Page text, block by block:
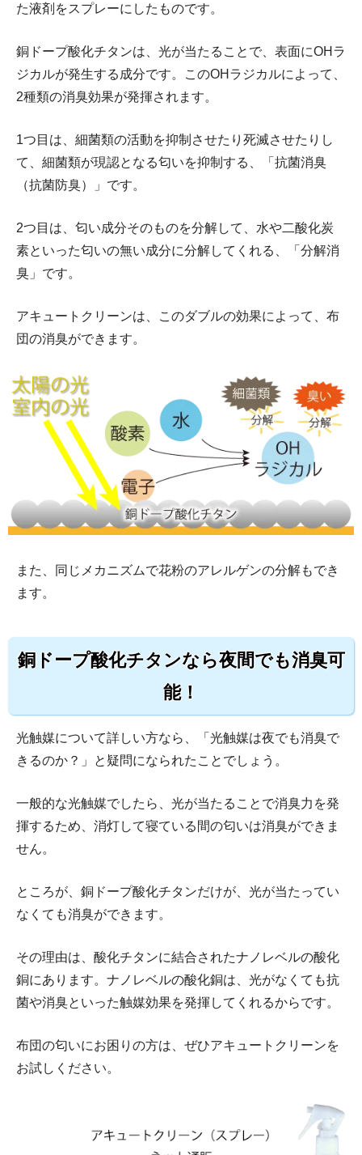
た液剤をスプレーにしたものです。
銅ドープ酸化チタンは、光が当たることで、表面にOHラ
ジカルが発生する成分です。このOHラジカルによって、
2種類の消臭効果が発揮されます。
1つ目は、細菌類の活動を抑制させたり死滅させたりし
て、細菌類が現認となる匂いを抑制する、「抗菌消臭
（抗菌防臭）」です。
2つ目は、匂い成分そのものを分解して、水や二酸化炭
素といった匂いの無い成分に分解してくれる、「分解消
臭」です。
アキュートクリーンは、このダブルの効果によって、布
団の消臭ができます。
また、同じメカニズムで花粉のアレルゲンの分解もでき
ます。
銅ドープ酸化チタンなら夜間でも消臭可
能！
光触媒について詳しい方なら、「光触媒は夜でも消臭で
きるのか？」と疑問になられたことでしょう。
一般的な光触媒でしたら、光が当たることで消臭力を発
揮するため、消灯して寝ている間の匂いは消臭ができま
せん。
ところが、銅ドープ酸化チタンだけが、光が当たってい
なくても消臭ができます。
その理由は、酸化チタンに結合されたナノレベルの酸化
銅にあります。ナノレベルの酸化銅は、光がなくても抗
菌や消臭といった触媒効果を発揮してくれるからです。
布団の匂いにお困りの方は、ぜひアキュートクリーンを
お試しください。